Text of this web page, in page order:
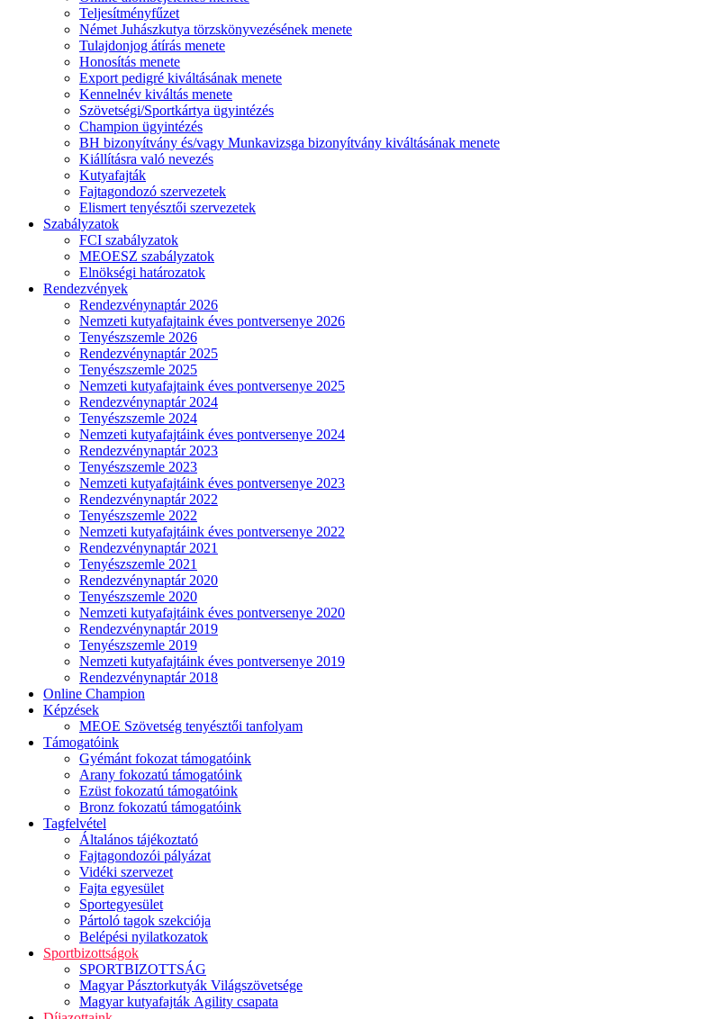
Teljesítményfűzet
Német Juhászkutya törzskönyvezésének menete
Tulajdonjog átírás menete
Honosítás menete
Export pedigré kiváltásának menete
Kennelnév kiváltás menete
Szövetségi/Sportkártya ügyintézés
Champion ügyintézés
BH bizonyítvány és/vagy Munkavizsga bizonyítvány kiváltásának menete
Kiállításra való nevezés
Kutyafajták
Fajtagondozó szervezetek
Elismert tenyésztői szervezetek
Szabályzatok
FCI szabályzatok
MEOESZ szabályzatok
Elnökségi határozatok
Rendezvények
Rendezvénynaptár 2026
Nemzeti kutyafajtaink éves pontversenye 2026
Tenyészszemle 2026
Rendezvénynaptár 2025
Tenyészszemle 2025
Nemzeti kutyafajtaink éves pontversenye 2025
Rendezvénynaptár 2024
Tenyészszemle 2024
Nemzeti kutyafajtáink éves pontversenye 2024
Rendezvénynaptár 2023
Tenyészszemle 2023
Nemzeti kutyafajtáink éves pontversenye 2023
Rendezvénynaptár 2022
Tenyészszemle 2022
Nemzeti kutyafajtáink éves pontversenye 2022
Rendezvénynaptár 2021
Tenyészszemle 2021
Rendezvénynaptár 2020
Tenyészszemle 2020
Nemzeti kutyafajtáink éves pontversenye 2020
Rendezvénynaptár 2019
Tenyészszemle 2019
Nemzeti kutyafajtáink éves pontversenye 2019
Rendezvénynaptár 2018
Online Champion
Képzések
MEOE Szövetség tenyésztői tanfolyam
Támogatóink
Gyémánt fokozat támogatóink
Arany fokozatú támogatóink
Ezüst fokozatú támogatóink
Bronz fokozatú támogatóink
Tagfelvétel
Általános tájékoztató
Fajtagondozói pályázat
Vidéki szervezet
Fajta egyesület
Sportegyesület
Pártoló tagok szekciója
Belépési nyilatkozatok
Sportbizottságok
SPORTBIZOTTSÁG
Magyar Pásztorkutyák Világszövetsége
Magyar kutyafajták Agility csapata